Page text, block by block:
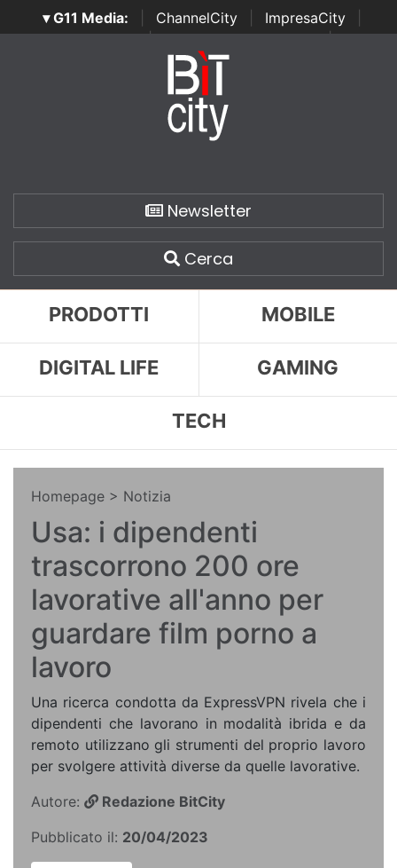
▾ G11 Media: ChannelCity ImpresaCity
SecurityOpenLab | Italian Channel Awards | Italian
Italian Security Awards
Newsletter
Cerca
PRODOTTI MOBILE
DIGITAL LIFE GAMING
TECH
Homepage > Notizia
Usa: i dipendenti
trascorrono 200 ore
lavorative all'anno per
guardare film porno a
lavoro
Una ricerca condotta da ExpressVPN rivela che i
dipendenti che lavorano in modalità ibrida e da
remoto utilizzano gli strumenti del proprio lavoro
per svolgere attività diverse da quelle lavorative.
Autore:
Redazione BitCity
Pubblicato il: 20/04/2023